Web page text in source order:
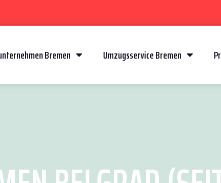
Bremen Umzugsservice Bremen